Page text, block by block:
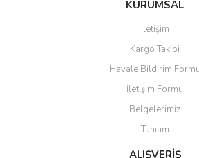
KURUMSAL
İletişim
Kargo Takibi
Havale Bildirim Formu
İletişim Formu
Belgelerimiz
Tanıtım
ALIŞVERİŞ